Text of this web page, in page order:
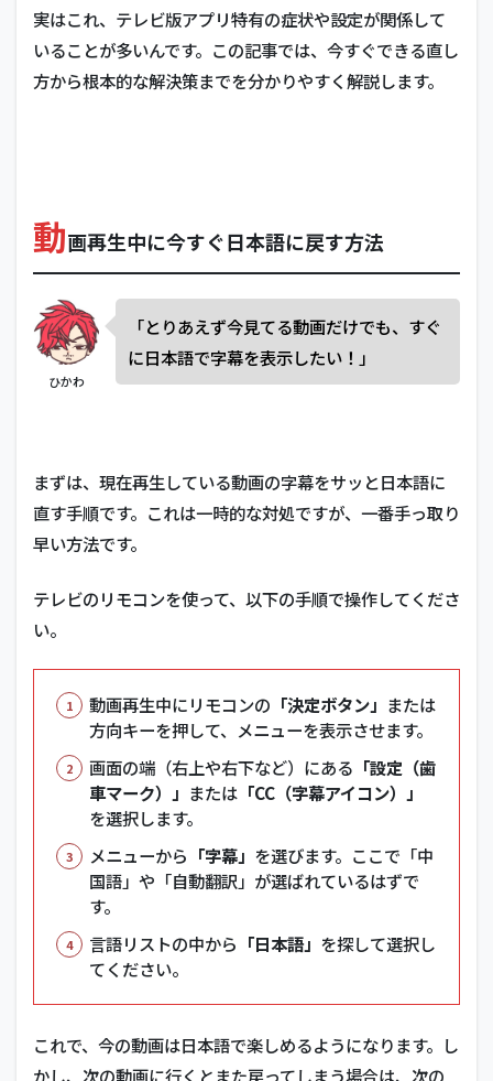
実はこれ、テレビ版アプリ特有の症状や設定が関係して
いることが多いんです。この記事では、今すぐできる直し
方から根本的な解決策までを分かりやすく解説します。
動画再生中に今すぐ日本語に戻す方法
ひかわ
「とりあえず今見てる動画だけでも、すぐ
に日本語で字幕を表示したい！」
まずは、現在再生している動画の字幕をサッと日本語に
直す手順です。これは一時的な対処ですが、一番手っ取り
早い方法です。
テレビのリモコンを使って、以下の手順で操作してくださ
い。
動画再生中にリモコンの 「決定ボタン」 または
方向キーを押して、メニューを表示させます。
画面の端（右上や右下など）にある 「設定（歯
車マーク）」 または「CC（字幕アイコン）」
を選択します。
メニューから 「字幕」 を選びます。ここで「中
国語」や「自動翻訳」が選ばれているはずで
す。
言語リストの中から 「日本語」 を探して選択し
てください。
これで、今の動画は日本語で楽しめるようになります。し
かし、次の動画に行くとまた戻ってしまう場合は、次の